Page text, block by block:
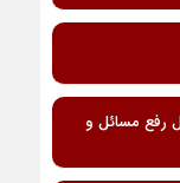
رفع مسائل و